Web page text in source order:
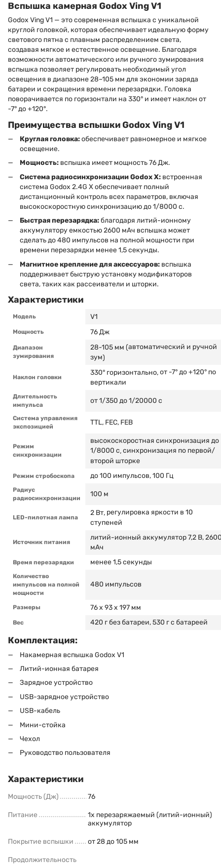
Вспышка камерная Godox Ving V1
Godox Ving V1 — это современная вспышка с уникальной
круглой головкой, которая обеспечивает идеальную форму
светового пятна с плавным распределением света,
создавая мягкое и естественное освещение. Благодаря
возможности автоматического или ручного зумирования
вспышка позволяет регулировать необходимый угол
освещения в диапазоне 28–105 мм для экономии заряда
батареи и сокращения времени перезарядки. Головка
поворачивается по горизонтали на 330° и имеет наклон от
-7° до +120°.
Преимущества вспышки Godox Ving V1
Круглая головка:обеспечивает равномерное и мягкое
освещение.
Мощность: вспышка имеет мощность 76 Дж.
Система радиосинхронизации Godox X: встроенная
система Godox 2.4G X обеспечивает полный
дистанционный контроль всех параметров, включая
высокоскоростную синхронизацию до 1/8000 с.
Быстрая перезарядка:благодаря литий-ионному
аккумулятору емкостью 2600 мАч вспышка может
сделать до 480 импульсов на полной мощности при
времени перезарядки менее 1,5 секунды.
Магнитное крепление для аксессуаров: вспышка
поддерживает быструю установку модификаторов
света, таких как рассеиватели и шторки.
Характеристики
Модель V1
Мощность 76 Дж
Диапазон
зумирования
28-105 мм (автоматический и ручной
зум)
Наклон головки
330° горизонтально,от -7° до +120° по
вертикали
Длительность
импульса
от 1/350 до 1/20000 с
Система управления
экспозицией
TTL, FEC, FEB
Режим
синхронизации
высокоскоростная синхронизация до
1/8000 с,синхронизация по первой/
второй шторке
Режим стробоскопа до 100 импульсов, 100 Гц
Радиус
радиосинхронизации
100 м
LED-пилотная лампа
2 Вт, регулировка яркости в 10
ступеней
Источник питания
литий-ионный аккумулятор 7,2 В,
мАч
Время перезарядки менее 1,5 секунды
Количество
импульсов на полной
мощности
480 импульсов
Размеры 76 х 93 х 197 мм
Вес 420 г без батареи, 530 г с батареей
Комплектация:
Накамерная вспышка Godox V1
Литий-ионная батарея
Зарядное устройство
USB-зарядное устройство
USB-кабель
Мини-стойка
Чехол
Руководство пользователя
Характеристики
Мощность (Дж) 76
Питание
1x перезаряжаемый (литий-ионный)
аккумулятор
Покрытие вспышки от 28 до 105 мм
Продолжительность